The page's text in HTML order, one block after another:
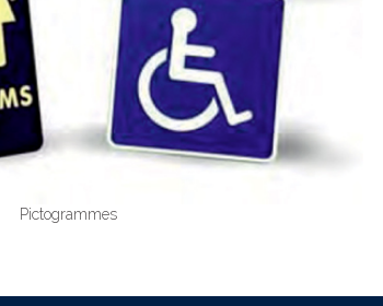
Pictogrammes